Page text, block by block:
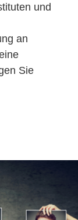
und
an
Sie